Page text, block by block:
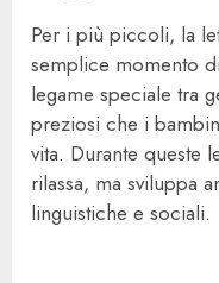
Per i più piccoli, la
semplice momento
legame speciale tra
preziosi che i
vita. Durante queste
rilassa, ma sviluppa
linguistiche e sociali.